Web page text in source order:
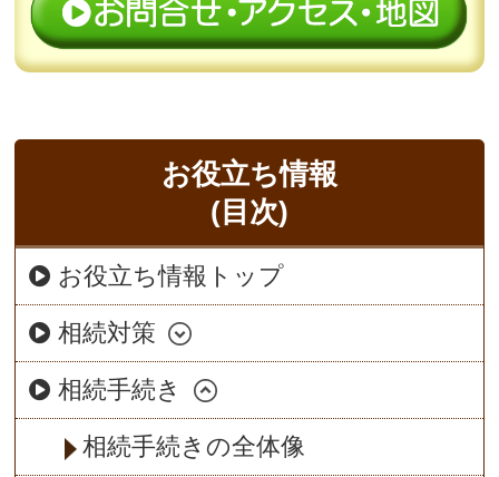
お役立ち情報
(目次)
お役立ち情報トップ
相続対策
相続手続き
相続手続きの全体像